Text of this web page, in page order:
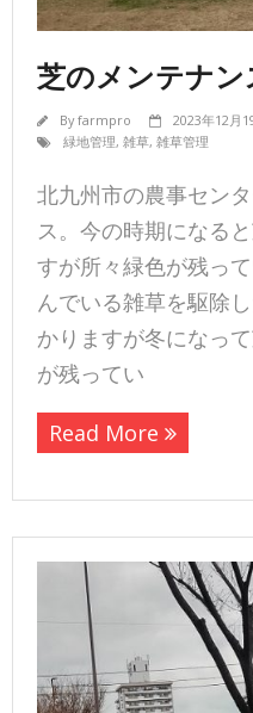
芝のメンテナ
Byfarmpro 2023年12月
緑地管理, 雑草, 雑草管理
北九州市の農事セン
ス。今の時期になる
すが所々緑色が残っ
んでいる雑草を駆除
かりますが冬になっ
が残ってい
Read More